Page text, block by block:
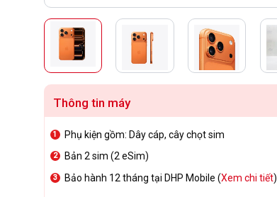
Thông tin máy
Phụ kiện gồm: Dây cáp, cây chọt sim
Bản 2 sim (2 eSim)
Bảo hành 12 tháng tại DHP Mobile (Xem chi tiết)